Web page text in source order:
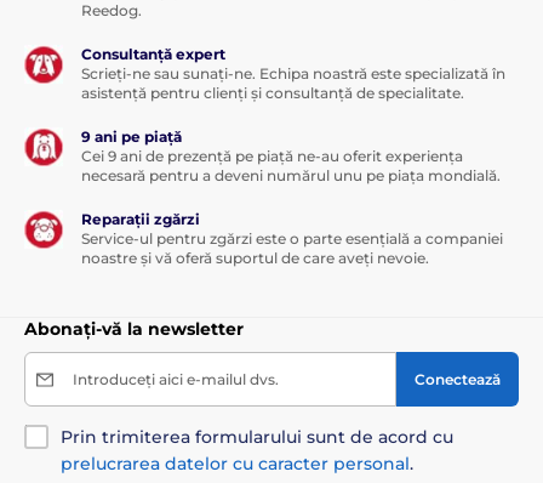
Reedog.
Consultanță expert
Scrieți-ne sau sunați-ne. Echipa noastră este specializată în
asistență pentru clienți și consultanță de specialitate.
9 ani pe piață
Cei 9 ani de prezență pe piață ne-au oferit experiența
necesară pentru a deveni numărul unu pe piața mondială.
Reparații zgărzi
Service-ul pentru zgărzi este o parte esențială a companiei
noastre și vă oferă suportul de care aveți nevoie.
Abonați-vă la newsletter
Introduceți aici e-mailul dvs. Conectează
Prin trimiterea formularului sunt de acord cu
prelucrarea datelor cu caracter personal.